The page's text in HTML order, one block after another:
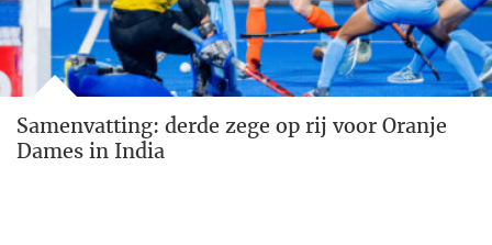
Samenvatting: derde zege op rij voor Oranje
Dames in India